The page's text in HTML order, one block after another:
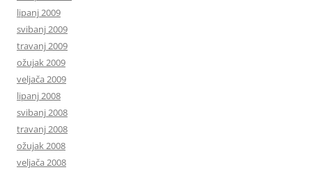
lipanj 2009
svibanj 2009
travanj 2009
ožujak 2009
veljača 2009
lipanj 2008
svibanj 2008
travanj 2008
ožujak 2008
veljača 2008